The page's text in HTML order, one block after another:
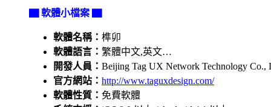
▇ 軟體小檔案 ▇
軟體名稱： 榫卯
軟體語言： 繁體中文,英文…
開發人員： Beijing Tag UX Network Technology Co.,
官方網站： http://www.taguxdesign.com/
軟體性質： 免費軟體